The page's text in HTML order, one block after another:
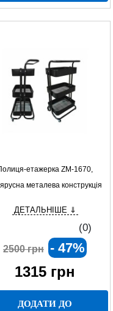
етажерка ZM-1670,
металева конструкція
органайзер-полиця
ДЕТАЛЬНІШЕ ⇓
(0)
2500 грн - 47%
1315 грн
ДОДАТИ ДО